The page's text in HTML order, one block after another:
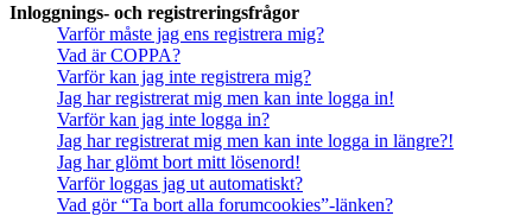
Inloggnings- och registreringsfrågor
Varför måste jag ens registrera mig?
Vad är COPPA?
Varför kan jag inte registrera mig?
Jag har registrerat mig men kan inte logga in!
Varför kan jag inte logga in?
Jag har registrerat mig men kan inte logga in längre?!
Jag har glömt bort mitt lösenord!
Varför loggas jag ut automatiskt?
Vad gör “Ta bort alla forumcookies”-länken?